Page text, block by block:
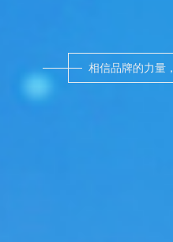
相信品牌的力量